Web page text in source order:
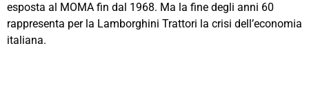
esposta al MOMA fin dal 1968. Ma la fine degli anni 60
rappresenta per la Lamborghini Trattori la crisi dell’economia
italiana.